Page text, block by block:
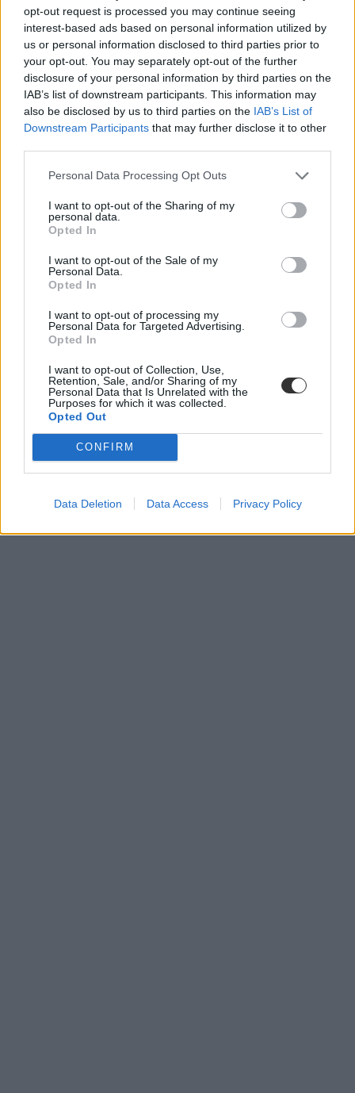
opt-out request is processed you may continue seeing
interest-based ads based on personal information utilized by
us or personal information disclosed to third parties prior to
your opt-out. You may separately opt-out of the further
disclosure of your personal information by third parties on the
IAB’s list of downstream participants. This information may
also be disclosed by us to third parties on the IAB’s List of
Downstream Participants that may further disclose it to other
Personal Data Processing Opt Outs
I want to opt-out of the Sharing of my
personal data.
Opted In
I want to opt-out of the Sale of my
Personal Data.
Opted In
I want to opt-out of processing my
Personal Data for Targeted Advertising.
Opted In
I want to opt-out of Collection, Use,
Retention, Sale, and/or Sharing of my
Personal Data that Is Unrelated with the
Purposes for which it was collected.
Opted Out
CONFIRM
Data Deletion Data Access Privacy Policy
fesztiválok árai
árak
fesztivál
jegy
Egyetemisták és Főiskolások Országos Turisztikai T
EFOTT 2024